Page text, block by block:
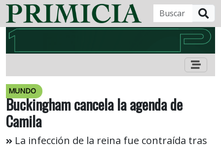
MUNDO
Buckingham cancela la agenda de
Camila
La infección de la reina fue contraída tras